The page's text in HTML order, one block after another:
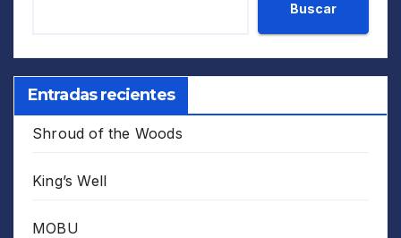
Buscar
Entradas recientes
Shroud of the Woods
King’s Well
MOBU